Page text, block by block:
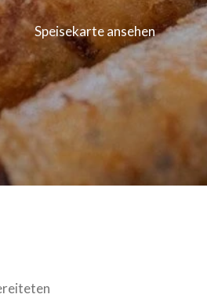
Speisekarte ansehen